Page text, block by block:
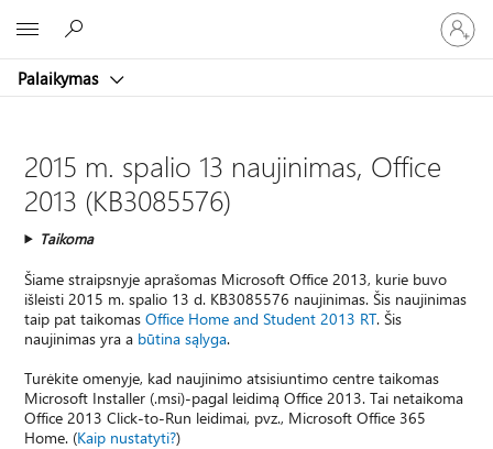
Palaikymas
prie
paskyros
2015 m. spalio 13 naujinimas, Office
2013 (KB3085576)
Taikoma
Šiame straipsnyje aprašomas Microsoft Office 2013, kurie buvo
išleisti 2015 m. spalio 13 d. KB3085576 naujinimas. Šis naujinimas
taip pat taikomasOffice Home and Student 2013 RT. Šis
naujinimas yra a būtina sąlyga.
Turėkite omenyje, kad naujinimo atsisiuntimo centre taikomas
Microsoft Installer (.msi)-pagal leidimą Office 2013. Tai netaikoma
Office 2013 Click-to-Run leidimai, pvz., Microsoft Office 365
Home. (Kaip nustatyti?)